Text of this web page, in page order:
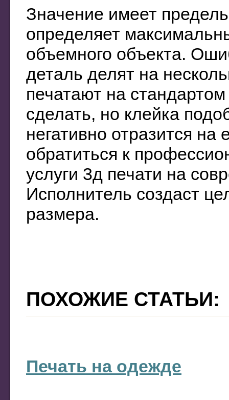
Значение имеет
определяет
объемного объекта.
деталь делят на
печатают на
сделать, но клейка
негативно отразится на
обратиться к
услуги 3д печати на
Исполнитель создаст
размера.
ПОХОЖИЕ СТАТЬИ:
Печать на одежде